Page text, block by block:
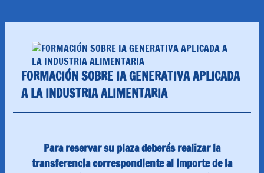
FORMACIÓN SOBRE IA GENERATIVA APLICADA
A LA INDUSTRIA ALIMENTARIA
Para reservar su plaza deberás realizar la
transferencia correspondiente al importe de la